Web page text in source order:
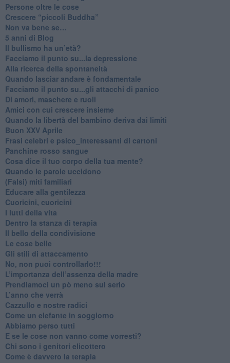
​Persone oltre le cose
​Crescere “piccoli Buddha”
Non va bene se…
​5 anni di Blog
​Il bullismo ha un’età?
Facciamo il punto su...la depressione
​Alla ricerca della spontaneità
​Quando lasciar andare è fondamentale
Facciamo il punto su...gli attacchi di panico
Di amori, maschere e ruoli
​Amici con cui crescere insieme
​Quando la libertà del bambino deriva dai limiti
Buon XXV Aprile
​Frasi celebri e psico_interessanti di cartoni
​Panchine rosso sangue
​Cosa dice il tuo corpo della tua mente?
​Quando le parole uccidono
​(Falsi) miti familiari
​Educare alla gentilezza
​Cuoricini, cuoricini
I lutti della vita
​Dentro la stanza di terapia
​Il bello della condivisione
Le cose belle
​Gli stili di attaccamento
No, non puoi controllarlo!!!
​L’importanza dell’assenza della madre
​Prendiamoci un pò meno sul serio
​L’anno che verrà
​Cazzullo e nostre radici
​Come un elefante in soggiorno
​Abbiamo perso tutti
E se le cose non vanno come vorresti?
​Chi sono i genitori elicottero
Come è davvero la terapia